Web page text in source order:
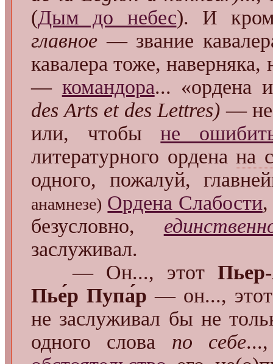
(Дым до небес). И
главное — звание
кавалера тоже, наверняка,
— командора... «ордена
des Arts et des Lettres) —
или, чтобыне
литературного орденана
одного, пожалуй,
анамнезе) Ордена Слабости,
безусловно,
заслуживал.
— Он..., этот
Пье́р Пупа́р — он...,
не заслуживал бы не
одного слова по себе